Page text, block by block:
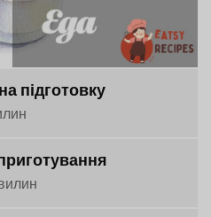
підготовку